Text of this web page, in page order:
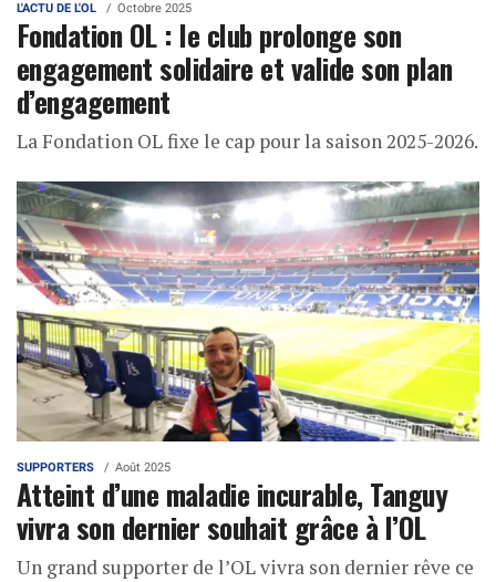
L'ACTU DE L'OL Octobre 2025
Fondation OL : le club prolonge son
engagement solidaire et valide son plan
d’engagement
La Fondation OL fixe le cap pour la saison 2025-2026.
SUPPORTERS Août 2025
Atteint d’une maladie incurable, Tanguy
vivra son dernier souhait grâce à l’OL
Un grand supporter de l’OL vivra son dernier rêve ce